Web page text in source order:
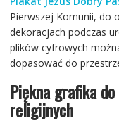
Pierwszej Komunii, do
dekoracjach podczas
plików cyfrowych
dopasować do
Piękna grafika
religijnych